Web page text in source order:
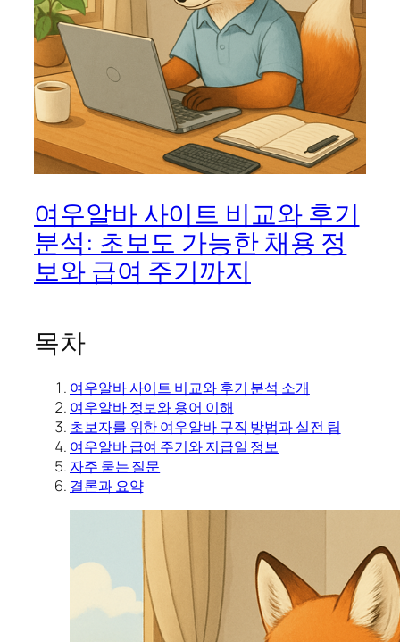
여우알바 사이트 비교와 후기
분석: 초보도 가능한 채용 정
보와 급여 주기까지
목차
여우알바 사이트 비교와 후기 분석 소개
여우알바 정보와 용어 이해
초보자를 위한 여우알바 구직 방법과 실전 팁
여우알바 급여 주기와 지급일 정보
자주 묻는 질문
결론과 요약